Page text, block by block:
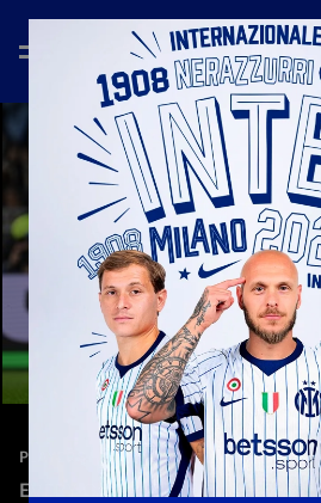
PLAYERS —2 lug 2024
EVERY GOAL | ALEXIS SANCHEZ